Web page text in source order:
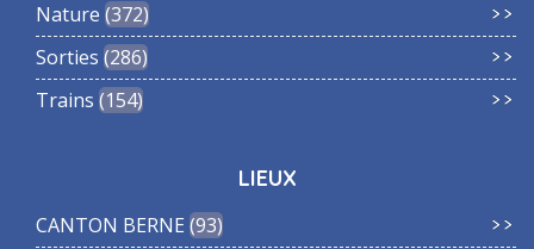
Nature 372
Sorties 286
Trains 154
LIEUX
CANTON BERNE 93